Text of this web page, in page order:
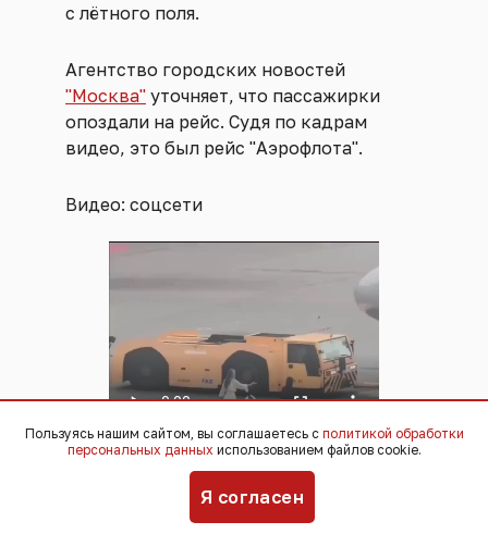
с лётного поля.
Агентство городских новостей
"Москва" уточняет, что пассажирки
опоздали на рейс. Судя по кадрам
видео, это был рейс "Аэрофлота".
Видео: соцсети
Пользуясь нашим сайтом, вы соглашаетесь с политикой обработки
персональных данных использованием файлов cookie.
Я согласен